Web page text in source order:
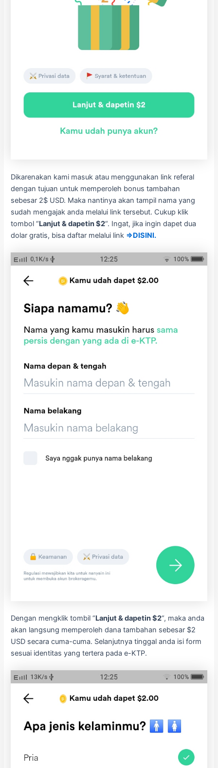
Dikarenakan kami masuk atau menggunakan link referal
dengan tujuan untuk memperoleh bonus tambahan
sebesar 2$ USD. Maka nantinya akan tampil nama yang
sudah mengajak anda melalui link tersebut. Cukup klik
tombol “Lanjut & dapetin $2“. Ingat, jika ingin dapet dua
dolar gratis, bisa daftar melalui link ⇒DISINI.
Dengan mengklik tombil “Lanjut & dapetin $2“, maka anda
akan langsung memperoleh dana tambahan sebesar $2
USD secara cuma-cuma. Selanjutnya tinggal anda isi form
sesuai identitas yang tertera pada e-KTP.